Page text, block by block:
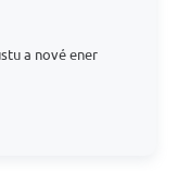
a nové ener